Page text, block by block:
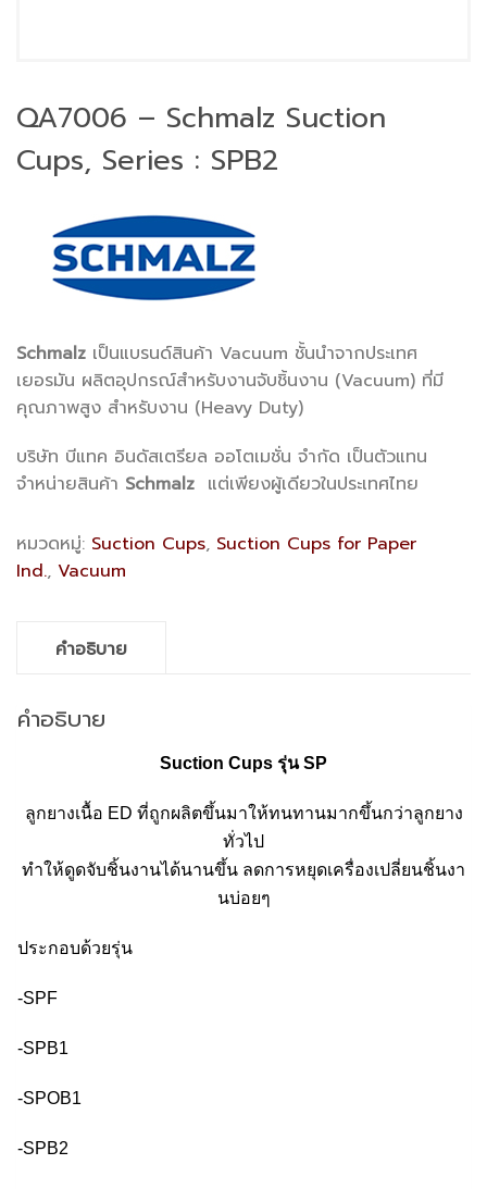
QA7006 – Schmalz Suction
Cups, Series : SPB2
Schmalz เป็นแบรนด์สินค้า Vacuum ชั้นนำจากประเทศ
เยอรมัน ผลิตอุปกรณ์สำหรับงานจับชิ้นงาน (Vacuum) ที่มี
คุณภาพสูง สำหรับงาน (Heavy Duty)
บริษัท บีแทค อินดัสเตรียล ออโตเมชั่น จำกัด เป็นตัวแทน
จำหน่ายสินค้า Schmalz แต่เพียงผู้เดียวในประเทศไทย
หมวดหมู่: Suction Cups, Suction Cups for Paper
Ind., Vacuum
คำอธิบาย
คำอธิบาย
Suction Cups รุ่นSP
ลูกยางเนื้อ ED ที่ถูกผลิตขึ้นมาให้ทนทานมากขึ้นกว่าลูกยาง
ทั่วไป
ทำให้ดูดจับชิ้นงานได้นานขึ้น ลดการหยุดเครื่องเปลี่ยนชิ้นงา
นบ่อยๆ
ประกอบด้วยรุ่น
-SPF
-SPB1
-SPOB1
-SPB2